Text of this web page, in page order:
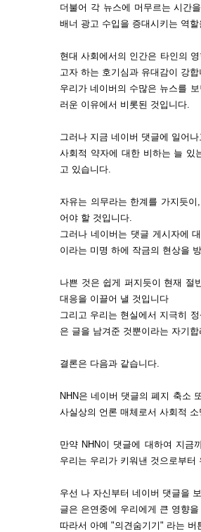
더불어 각 뉴스에 머무르는 시간
배너 광고 수입을 증대시키는 역할
현대 사회에서의 인간은 타인의
고자 하는 호기심과 유대감이 강합
우리가 네이버의 수많은 뉴스를
러운 이유에서 비롯된 것입니다.
그러나 지금 네이버 댓글에 일어
사회적 약자에 대한 비하는 늘 있
고 있습니다.
자유는 의무라는 한계를 가지듯
어야 할 것입니다.
그러나 네이버는 댓글 게시자에
이라는 미명 하에 작금의 현상을
나쁜 것은 쉽게 퍼지듯이 현재 절
대응을 이끌어 낼 것입니다
그리고 우리는 현실에서 지극히
은 글을 남겨준 것뿐이라는 자기
결론은 다음과 같습니다.
NHN은 네이버 댓글의 폐지 축소
사실상의 언론 매체로서 사회적
만약 NHN이 댓글에 대하여 지금
우리는 우리가 키워낸 것으로부
우선 나 자신부터 네이버 댓글을
글은 은연중에 우리에게 큰 영향
따라서 아예 "의견숨기기" 라는